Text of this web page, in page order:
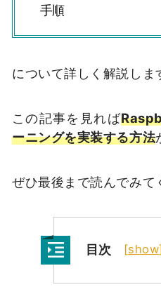
手順
について詳しく解説しま
この記事を見れば
ーニングを実装する方法
ぜひ最後まで読んでみて
目次 [show]